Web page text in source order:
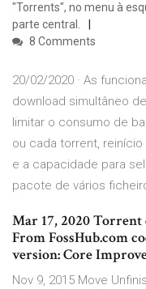
"Torrents", no menu à
parte central.
8 Comments
20/02/2020 · As
download simultâneo
limitar o consumo de
ou cada torrent,
e a capacidade para
pacote de vários
Mar 17, 2020 Torrent
From FossHub.com
version: Core
Nov 9, 2015 Move